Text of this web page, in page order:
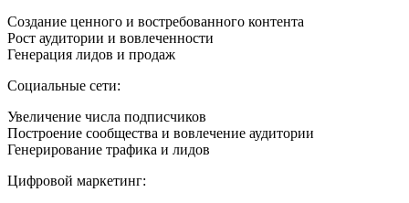
Создание ценного и востребованного контента
Рост аудитории и вовлеченности
Генерация лидов и продаж
Социальные сети:
Увеличение числа подписчиков
Построение сообщества и вовлечение аудитории
Генерирование трафика и лидов
Цифровой маркетинг: